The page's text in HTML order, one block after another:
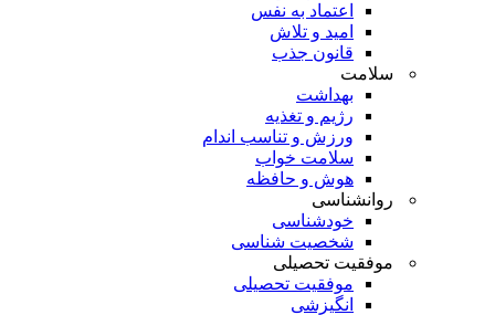
اعتماد به نفس
امید و تلاش
قانون جذب
سلامت
بهداشت
رژیم و تغذیه
ورزش و تناسب اندام
سلامت خواب
هوش و حافظه
روانشناسی
خودشناسی
شخصیت شناسی
موفقیت تحصیلی
موفقیت تحصیلی
انگیزشی